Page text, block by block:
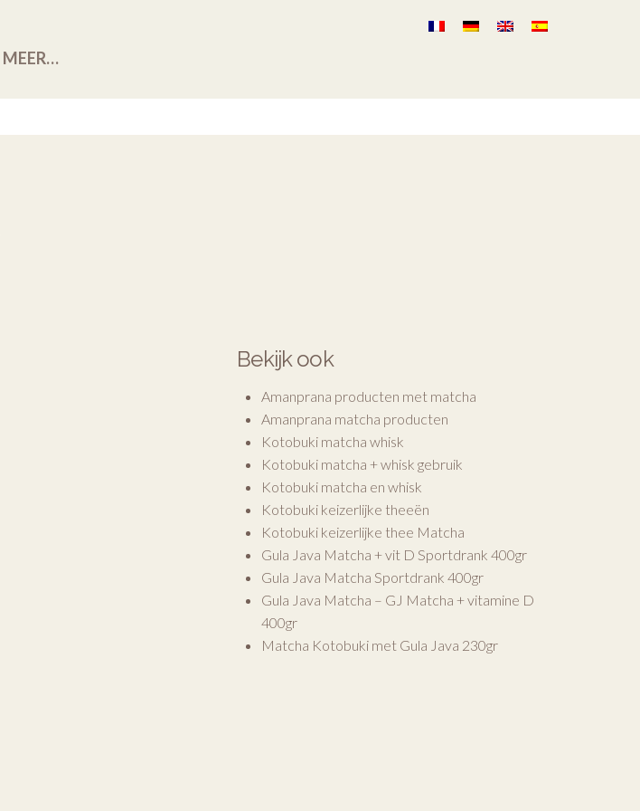
MEER…
Bekijk ook
Amanprana producten met matcha
Amanprana matcha producten
Kotobuki matcha whisk
Kotobuki matcha + whisk gebruik
Kotobuki matcha en whisk
Kotobuki keizerlijke theeën
Kotobuki keizerlijke thee Matcha
Gula Java Matcha + vit D Sportdrank 400gr
Gula Java Matcha Sportdrank 400gr
Gula Java Matcha – GJ Matcha + vitamine D
400gr
Matcha Kotobuki met Gula Java 230gr